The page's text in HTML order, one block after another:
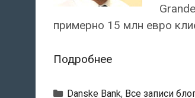
примерно 15 млн евро
ПодробнееВласти
изучают
Рубрики
Danske Bank, Все записи